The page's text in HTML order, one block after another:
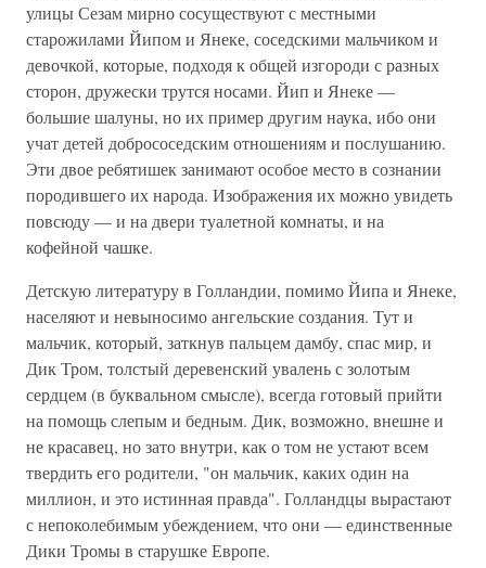
улицы Сезам мирно сосуществуют с местными
старожилами Йипом и Янеке, соседскими мальчиком и
девочкой, которые, подходя к общей изгороди с разных
сторон, дружески трутся носами. Йип и Янеке —
большие шалуны, но их пример другим наука, ибо они
учат детей добрососедским отношениям и послушанию.
Эти двое ребятишек занимают особое место в сознании
породившего их народа. Изображения их можно увидеть
повсюду — и на двери туалетной комнаты, и на
кофейной чашке.
Детскую литературу в Голландии, помимо Йипа и Янеке,
населяют и невыносимо ангельские создания. Тут и
мальчик, который, заткнув пальцем дамбу, спас мир, и
Дик Тром, толстый деревенский увалень с золотым
сердцем (в буквальном смысле), всегда готовый прийти
на помощь слепым и бедным. Дик, возможно, внешне и
не красавец, но зато внутри, как о том не устают всем
твердить его родители, "он мальчик, каких один на
миллион, и это истинная правда". Голландцы вырастают
с непоколебимым убеждением, что они — единственные
Дики Тромы в старушке Европе.